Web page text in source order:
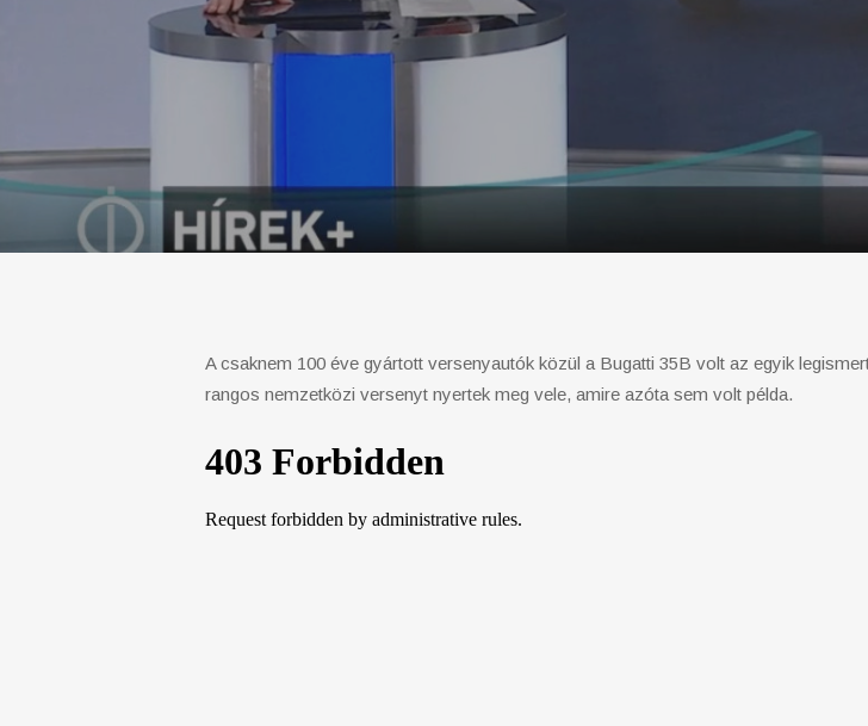
A csaknem 100 éve gyártott versenyautók közül a Bugatti 35B volt az egyik
rangos nemzetközi versenyt nyertek meg vele, amire azóta sem volt példa.